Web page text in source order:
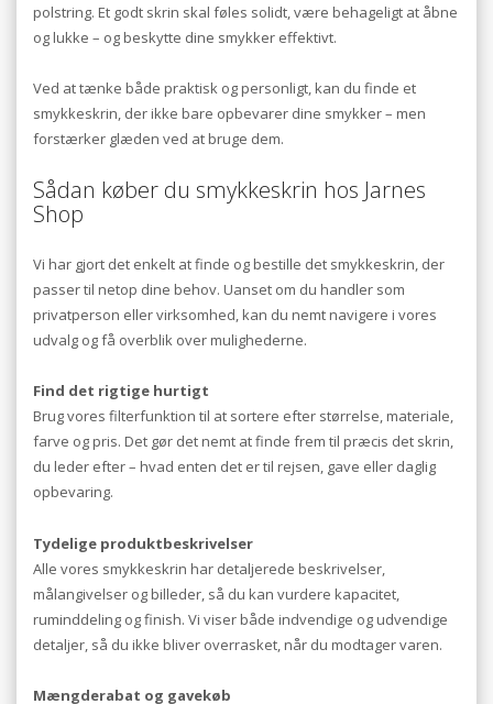
polstring. Et godt skrin skal føles solidt, være behageligt at åbne
og lukke – og beskytte dine smykker effektivt.
Ved at tænke både praktisk og personligt, kan du finde et
smykkeskrin, der ikke bare opbevarer dine smykker – men
forstærker glæden ved at bruge dem.
Sådan køber du smykkeskrin hos Jarnes
Shop
Vi har gjort det enkelt at finde og bestille det smykkeskrin, der
passer til netop dine behov. Uanset om du handler som
privatperson eller virksomhed, kan du nemt navigere i vores
udvalg og få overblik over mulighederne.
Find det rigtige hurtigt
Brug vores filterfunktion til at sortere efter størrelse, materiale,
farve og pris. Det gør det nemt at finde frem til præcis det skrin,
du leder efter – hvad enten det er til rejsen, gave eller daglig
opbevaring.
Tydelige produktbeskrivelser
Alle vores smykkeskrin har detaljerede beskrivelser,
målangivelser og billeder, så du kan vurdere kapacitet,
ruminddeling og finish. Vi viser både indvendige og udvendige
detaljer, så du ikke bliver overrasket, når du modtager varen.
Mængderabat og gavekøb